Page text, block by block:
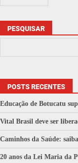
PESQUISAR
POSTS RECENTES
Educação de Botucatu
Vital Brasil deve ser
Caminhos da Saúde:
20 anos da Lei Maria da